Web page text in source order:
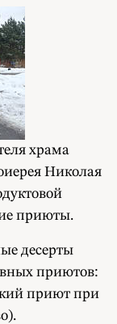
храма
Николая
приюты.
десерты
приютов:
приют при